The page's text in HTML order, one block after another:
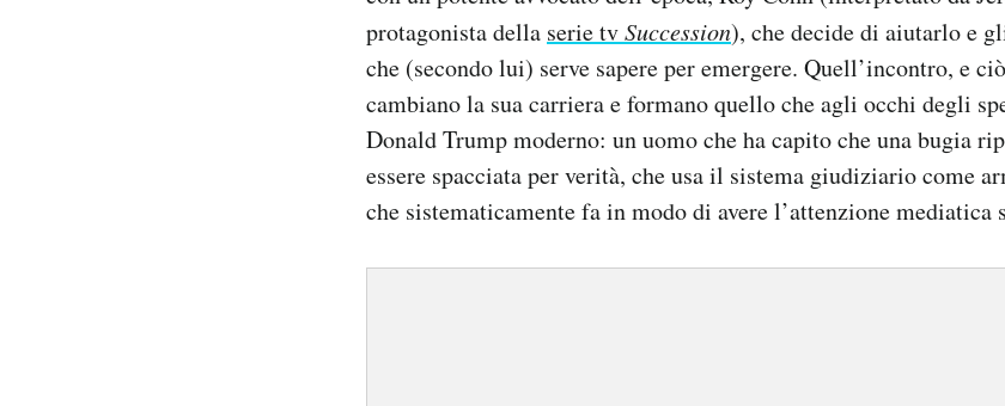
protagonista della serie tvSuccession), che decide di aiutarlo e
che (secondo lui) serve sapere per emergere. Quell’incontro, e
cambiano la sua carriera e formano quello che agli occhi degli
Donald Trump moderno: un uomo che ha capito che una bugia
essere spacciata per verità, che usa il sistema giudiziario come
che sistematicamente fa in modo di avere l’attenzione mediatica